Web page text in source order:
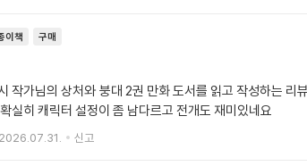
이책 구매
작가님의 상처와 붕대 2권 만화 도서를 읽고 작성하는
실히 캐릭터 설정이 좀 남다르고 전개도 재미있네요
2026.07.31. 신고